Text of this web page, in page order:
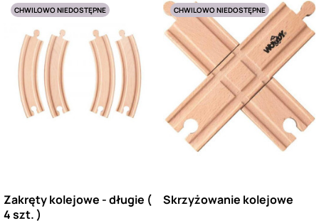
CHWILOWO NIEDOSTĘPNE
Zakręty kolejowe - długie (
4 szt. )
CHWILOWO NIEDOSTĘPNE
Skrzyżowanie kolejowe